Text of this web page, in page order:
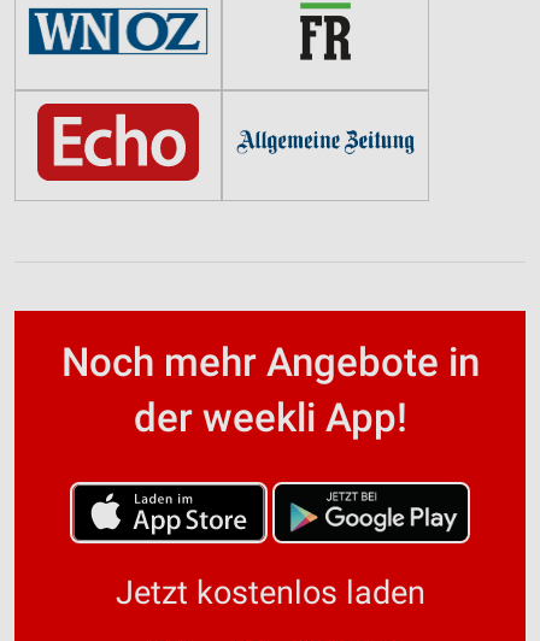
Noch mehr Angebote in
der weekli App!
Jetzt kostenlos laden